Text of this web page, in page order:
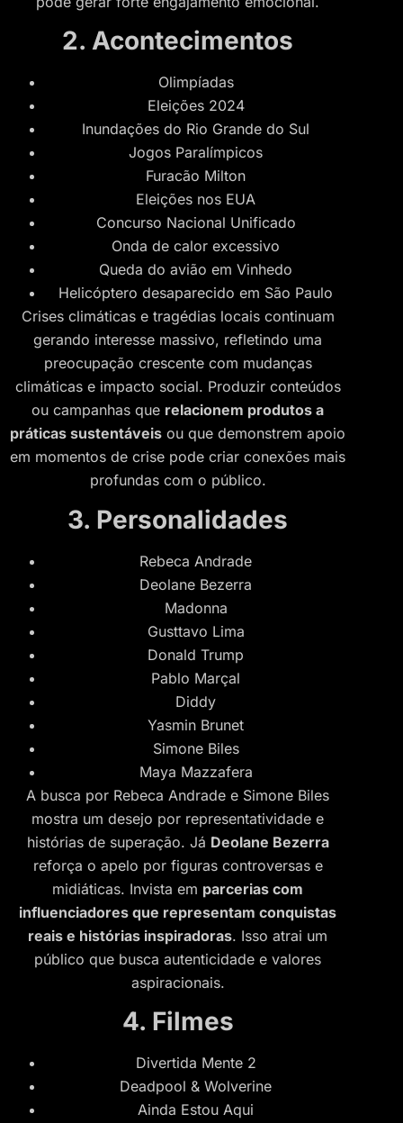
2. Acontecimentos
Olimpíadas
Eleições 2024
Inundações do Rio Grande do Sul
Jogos Paralímpicos
Furacão Milton
Eleições nos EUA
Concurso Nacional Unificado
Onda de calor excessivo
Queda do avião em Vinhedo
Helicóptero desaparecido em São Paulo
Crises climáticas e tragédias locais continuam
gerando interesse massivo, refletindo uma
preocupação crescente com mudanças
climáticas e impacto social. Produzir conteúdos
ou campanhas que relacionem produtos a
práticas sustentáveis ou que demonstrem apoio
em momentos de crise pode criar conexões mais
profundas com o público.
3. Personalidades
Rebeca Andrade
Deolane Bezerra
Madonna
Gusttavo Lima
Donald Trump
Pablo Marçal
Diddy
Yasmin Brunet
Simone Biles
Maya Mazzafera
A busca por Rebeca Andrade e Simone Biles
mostra um desejo por representatividade e
histórias de superação. Já Deolane Bezerra
reforça o apelo por figuras controversas e
midiáticas. Invista em parcerias com
influenciadores que representam conquistas
reais e histórias inspiradoras. Isso atrai um
público que busca autenticidade e valores
aspiracionais.
4. Filmes
Divertida Mente 2
Deadpool & Wolverine
Ainda Estou Aqui